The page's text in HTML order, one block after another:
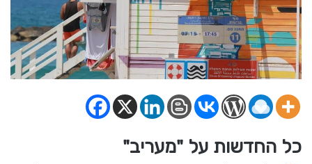
כל החדשות על "מעריב"